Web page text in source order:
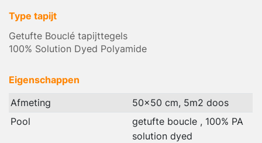
Type tapijt
Getufte Bouclé tapijttegels
100% Solution Dyed Polyamide
Eigenschappen
Afmeting
50x50 cm, 5m2 doos
Pool
getufte boucle , 100% PA
solution dyed